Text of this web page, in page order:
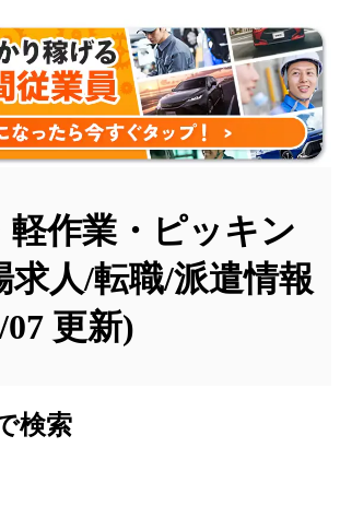
軽作業・ピッキン
求人/転職/派遣情報
07 更新)
検索